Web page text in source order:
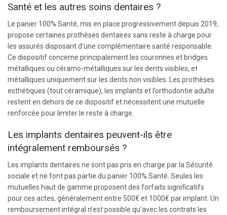
Santé et les autres soins dentaires ?
Le panier 100% Santé, mis en place progressivement depuis 2019,
propose certaines prothèses dentaires sans reste à charge pour
les assurés disposant d’une complémentaire santé responsable.
Ce dispositif concerne principalement les couronnes et bridges
métalliques ou céramo-métalliques sur les dents visibles, et
métalliques uniquement sur les dents non visibles. Les prothèses
esthétiques (tout céramique), les implants et l’orthodontie adulte
restent en dehors de ce dispositif et nécessitent une mutuelle
renforcée pour limiter le reste à charge.
Les implants dentaires peuvent-ils être
intégralement remboursés ?
Les implants dentaires ne sont pas pris en charge par la Sécurité
sociale et ne font pas partie du panier 100% Santé. Seules les
mutuelles haut de gamme proposent des forfaits significatifs
pour ces actes, généralement entre 500€ et 1000€ par implant. Un
remboursement intégral n’est possible qu’avec les contrats les